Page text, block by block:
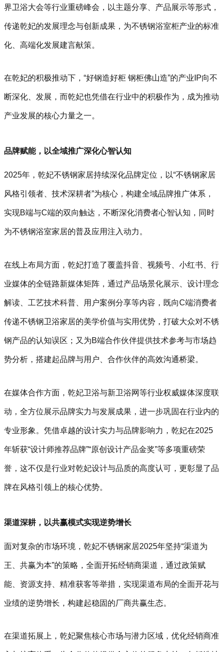
界卫浴大会等行业重磅峰会，以主题分享、产品展示等形式，
传递乾妃的发展理念与创新成果，为不锈钢浴室柜产业的标准
化、高端化发展建言献策。
在乾妃的积极推动下，“好钢造好柜 钢柜佛山造”的产业IP向不
断深化、发展，而乾妃也凭借在行业中的积极作为，成为推动
产业发展的核心力量之一。
品牌赋能，以全域推广深化心智认知
2025年，乾妃不锈钢家居持续深化品牌定位，以“不锈钢家居
风格引领者、技术深耕者”为核心，构建全域品牌推广体系，
实现B端与C端的双向触达，不断深化消费者心智认知，同时
为不锈钢浴室家居的普及应用注入动力。
在线上布局方面，乾妃打造了覆盖抖音、视频号、小红书、行
业媒体的全链路新媒体矩阵，通过产品场景化展示、设计理念
解读、工艺技术科普、用户案例分享等内容，既向C端消费者
传递不锈钢卫浴家居的美学价值与实用优势，打破大众对不锈
钢产品的认知误区；又为B端合作伙伴提供技术参考与市场趋
势分析，搭建起品牌与用户、合作伙伴的高效沟通桥梁。
在媒体合作方面，乾妃卫浴与新卫浴网等行业权威媒体深度联
动，全方位展示品牌实力与发展成果，进一步巩固在行业内的
专业形象。凭借卓越的设计实力与品牌影响力，乾妃在2025
年斩获“设计师推荐品牌”“原创设计产品金奖”等多项重磅荣
誉，这不仅是行业对乾妃设计与品质的高度认可，更彰显了品
牌在风格引领上的核心优势。
渠道深耕，以共赢模式实现逆势增长
面对复杂的市场环境，乾妃不锈钢家居2025年坚持“渠道为
王、共赢为本”的策略，全面开拓经销商渠道，通过政策赋
能、资源支持、精准获客等举措，实现渠道布局的全面开花与
业绩的逆势增长，构建起稳固的厂商共赢生态。
在渠道拓展上，乾妃聚焦核心市场与潜力区域，优化经销商准